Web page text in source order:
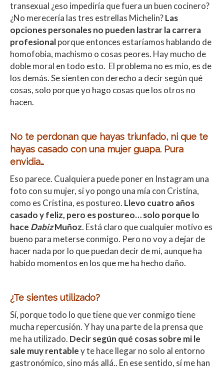
transexual ¿eso impediría que fuera un buen cocinero?
¿No merecería las tres estrellas Michelin?Las
opciones personales no pueden lastrar la carrera
profesionalporque entonces estaríamos hablando de
homofobia, machismo o cosas peores. Hay mucho de
doble moral en todo esto. El problema no es mío, es de
los demás. Se sienten con derecho a decir según qué
cosas, solo porque yo hago cosas que los otros no
hacen.
No te perdonan que hayas triunfado, ni que te
hayas casado con una mujer guapa. Pura
envidia…
Eso parece. Cualquiera puede poner en Instagram una
foto con su mujer, si yo pongo una mía con Cristina,
como es Cristina, es postureo. Llevo cuatro años
casado y feliz, pero es postureo… solo porque lo
hace DabizMuñoz. Está claro que cualquier motivo es
bueno para meterse conmigo. Pero no voy a dejar de
hacer nada por lo que puedan decir de mí, aunque ha
habido momentos en los que me ha hecho daño.
¿Te sientes utilizado?
Sí, porque todo lo que tiene que ver conmigo tiene
mucha repercusión. Y hay una parte de la prensa que
me ha utilizado. Decir según qué cosas sobre mi le
sale muy rentabley te hace llegar no solo al entorno
gastronómico, sino más allá.. En ese sentido, sí me han